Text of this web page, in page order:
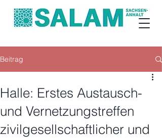
Beitrag
Halle: Erstes Austausch-
und Vernetzungstreffen
zivilgesellschaftlicher und